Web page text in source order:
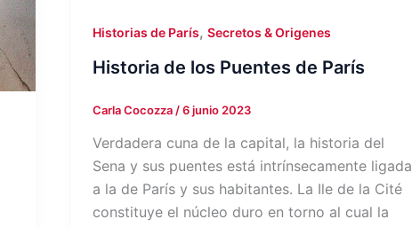
Historias de París, Secretos & Origenes
Historia de los Puentes de París
Carla Cocozza /6 junio 2023
Verdadera cuna de la capital, la historia del
Sena y sus puentes está intrínsecamente ligada
a la de París y sus habitantes. La Ile de la Cité
constituye el núcleo duro en torno al cual la